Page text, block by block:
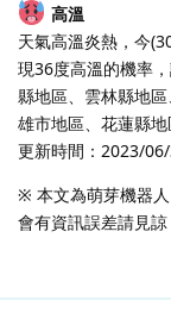
高溫
天氣高溫炎熱，今
現36度高溫的機率
縣地區、雲林縣地
雄市地區、花蓮縣地
更新時間：2023/
※ 本文為萌芽機器
會有資訊誤差請見諒